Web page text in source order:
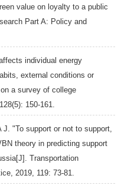
value on loyalty to a public
Part A: Policy and
individual energy
external conditions or
a survey of college
128(5): 150-161.
J. "To support or not to support,
theory in predicting support
Transportation
, 2019, 119: 73-81.